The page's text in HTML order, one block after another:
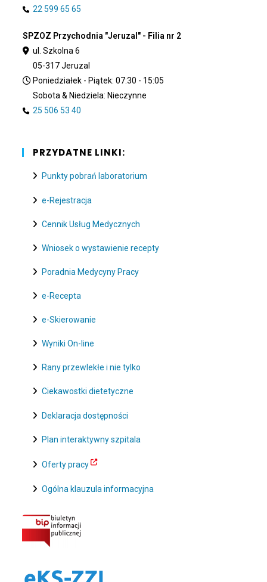
22 599 65 65
SPZOZ Przychodnia "Jeruzal" - Filia nr 2
ul. Szkolna 6
05-317 Jeruzal
Poniedziałek - Piątek: 07:30 - 15:05
Sobota & Niedziela: Nieczynne
25 506 53 40
PRZYDATNE LINKI:
Punkty pobrań laboratorium
e-Rejestracja
Cennik Usług Medycznych
Wniosek o wystawienie recepty
Poradnia Medycyny Pracy
e-Recepta
e-Skierowanie
Wyniki On-line
Rany przewlekłe i nie tylko
Ciekawostki dietetyczne
Deklaracja dostępności
Plan interaktywny szpitala
Oferty pracy
Ogólna klauzula informacyjna